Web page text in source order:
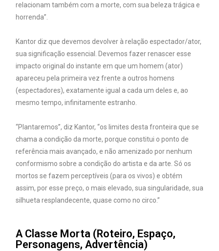
relacionam também com a morte, com sua beleza trágica e
horrenda”.
Kantor diz que devemos devolver à relação espectador/ator,
sua significação essencial. Devemos fazer renascer esse
impacto original do instante em que um homem (ator)
apareceu pela primeira vez frente a outros homens
(espectadores), exatamente igual a cada um deles e, ao
mesmo tempo, infinitamente estranho.
“Plantaremos”, diz Kantor, “os limites desta fronteira que se
chama a condição da morte, porque constitui o ponto de
referência mais avançado, e não amenizado por nenhum
conformismo sobre a condição do artista e da arte. Só os
mortos se fazem perceptíveis (para os vivos) e obtém
assim, por esse preço, o mais elevado, sua singularidade, sua
silhueta resplandecente, quase como no circo.”
A Classe Morta (Roteiro, Espaço,
Personagens, Advertência)